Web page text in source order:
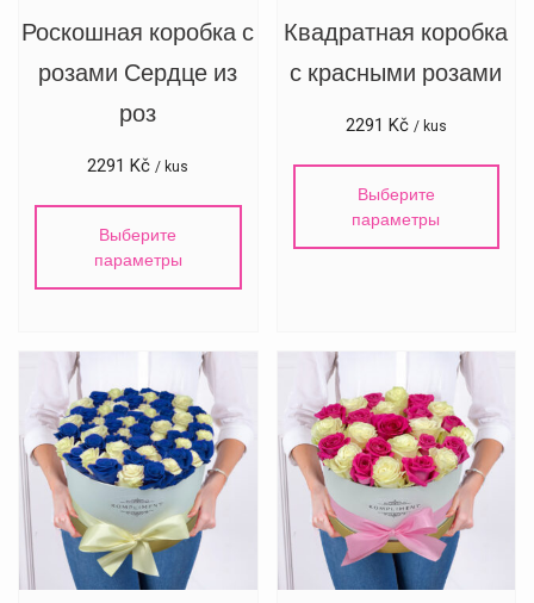
Роскошная коробка с
розами Сердце из
роз
2291 Kč / kus
Выберите
параметры
Квадратная коробка
с красными розами
2291 Kč / kus
Выберите
параметры